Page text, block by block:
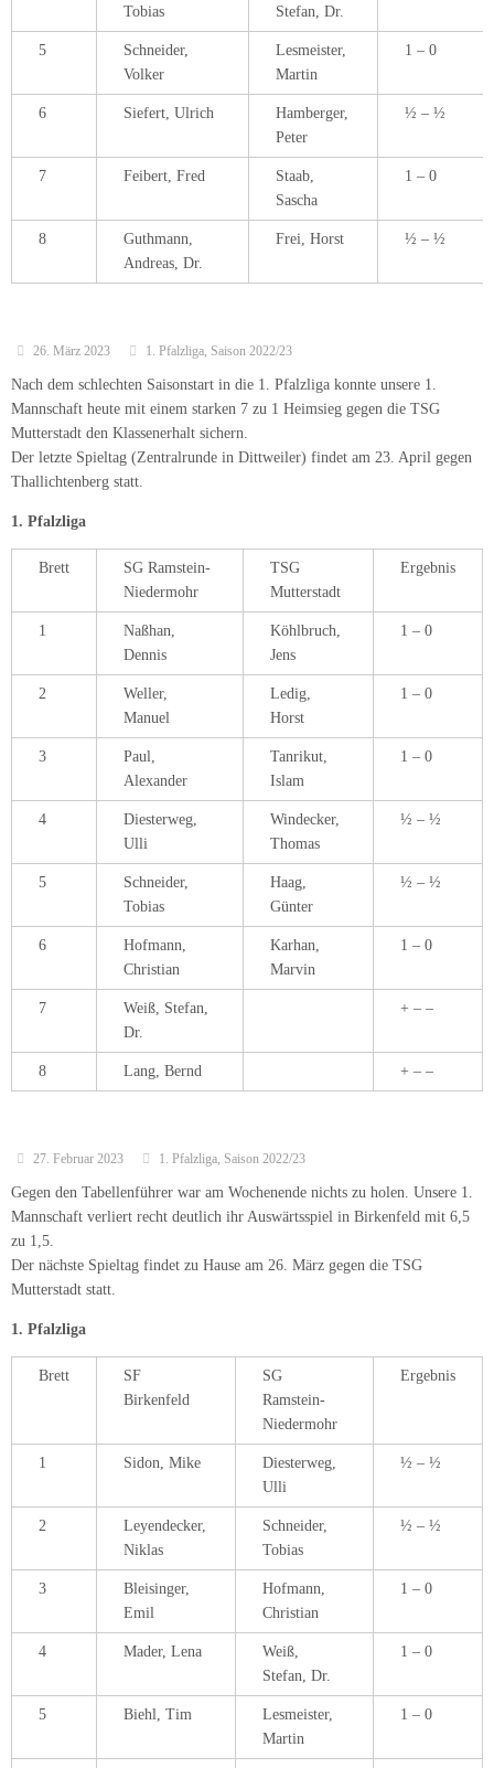
Tobias Stefan, Dr.
5
Schneider,
Volker
Lesmeister,
Martin
1 – 0
6 Siefert, Ulrich
Hamberger,
Peter
½ – ½
7 Feibert, Fred
Staab,
Sascha
1 – 0
8
Guthmann,
Andreas, Dr.
Frei, Horst ½ – ½
26. März 2023 1. Pfalzliga, Saison 2022/23
Nach dem schlechten Saisonstart in die 1. Pfalzliga konnte unsere 1.
Mannschaft heute mit einem starken 7 zu 1 Heimsieg gegen die TSG
Mutterstadt den Klassenerhalt sichern.
Der letzte Spieltag (Zentralrunde in Dittweiler) findet am 23. April gegen
Thallichtenberg statt.
1. Pfalzliga
Brett
SG Ramstein-
Niedermohr
TSG
Mutterstadt
Ergebnis
1
Naßhan,
Dennis
Köhlbruch,
Jens
1 – 0
2
Weller,
Manuel
Ledig,
Horst
1 – 0
3
Paul,
Alexander
Tanrikut,
Islam
1 – 0
4
Diesterweg,
Ulli
Windecker,
Thomas
½ – ½
5
Schneider,
Tobias
Haag,
Günter
½ – ½
6
Hofmann,
Christian
Karhan,
Marvin
1 – 0
7
Weiß, Stefan,
Dr.
+ – –
8 Lang, Bernd + – –
27. Februar 2023 1. Pfalzliga, Saison 2022/23
Gegen den Tabellenführer war am Wochenende nichts zu holen. Unsere 1.
Mannschaft verliert recht deutlich ihr Auswärtsspiel in Birkenfeld mit 6,5
zu 1,5.
Der nächste Spieltag findet zu Hause am 26. März gegen die TSG
Mutterstadt statt.
1. Pfalzliga
Brett
SF
Birkenfeld
SG
Ramstein-
Niedermohr
Ergebnis
1 Sidon, Mike
Diesterweg,
Ulli
½ – ½
2
Leyendecker,
Niklas
Schneider,
Tobias
½ – ½
3
Bleisinger,
Emil
Hofmann,
Christian
1 – 0
4 Mader, Lena
Weiß,
Stefan, Dr.
1 – 0
5 Biehl, Tim
Lesmeister,
Martin
1 – 0